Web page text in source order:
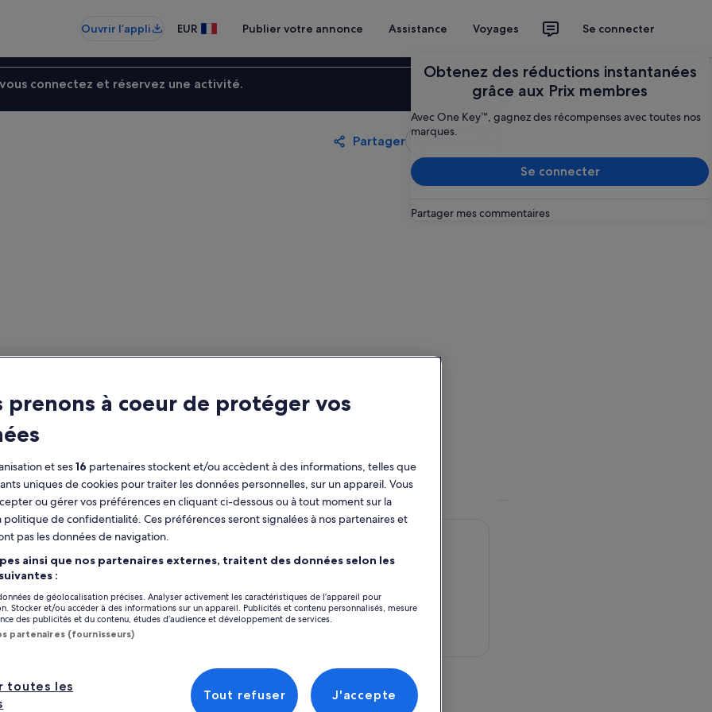
Ouvrir l’appli EUR Publier votre annonce Assistance Voyages Se connecter
Obtenez des réductions instantanées
grâce aux Prix membres
Avec One Key™, gagnez des récompenses avec toutes nos
marques.
Se connecter
Partager mes commentaires
connectez et réservez une activité. Se connecter
Partager Sauvegarder
Avis
Annulation
gratuite
3 h
Coupon sur
mobile
Confirmation
immédiate
Emplacement de l’activité
San José State University
prenons à coeur de protéger vos
et ses16 partenaires stockent et/ou accèdent à des informations, telles que
uniques de cookies pour traiter les données personnelles, sur un appareil. Vous
ou gérer vos préférences en cliquant ci-dessous ou à tout moment sur la
politique de confidentialité. Ces préférences seront signalées à nos partenaires et
pas les données de navigation.
ainsi que nos partenaires externes, traitent des données selon les
:
de géolocalisation précises. Analyser activement les caractéristiques de l’appareil pour
Stocker et/ou accéder à des informations sur un appareil. Publicités et contenu personnalisés, mesure
des publicités et du contenu, études d’audience et développement de services.
partenaires (fournisseurs)
toutes les
Tout refuser J'accepte